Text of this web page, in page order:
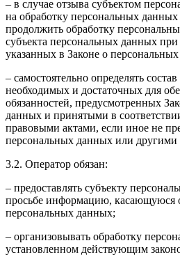
– в случае отзыва субъектом
на обработку персональных
продолжить обработку
субъекта персональных данных
указанных в Законе о
– самостоятельно определять
необходимых и достаточных для
обязанностей, предусмотренных
данных и принятыми в
правовыми актами, если иное не
персональных данных или другими
3.2. Оператор обязан:
– предоставлять субъекту
просьбе информацию, касающуюся
персональных данных;
– организовывать обработку
установленном действующим